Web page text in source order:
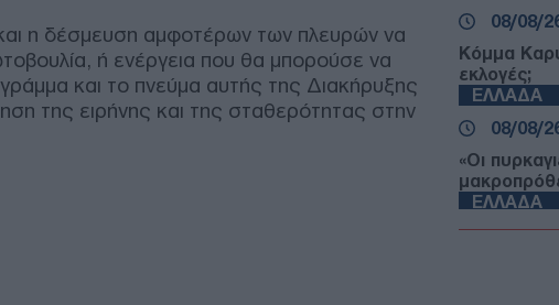
η δέσμευση αμφοτέρων των πλευρών να
ή ενέργεια που θα μπορούσε να
και το πνεύμα αυτής της Διακήρυξης
της ειρήνης και της σταθερότητας στην
08/08/
Κόμμα
εκλογές;
ΕΛΛΑΔΑ
08/08/
«Οι
ΕΛΛΑΔΑ
08/08/